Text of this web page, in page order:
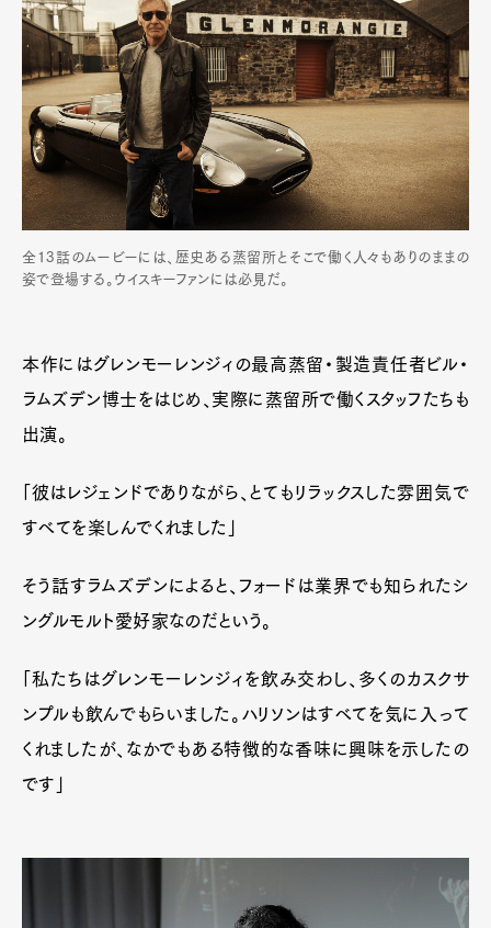
Art&DesignWatchFashion
GourmetCars
ProductCultureLifestyle
Pen Membership
Magazine
Official Columnist
About
Contact
全13話のムービーには、歴史ある蒸留所とそこで働く人々もありのままの
姿で登場する。ウイスキーファンには必見だ。
本作にはグレンモーレンジィの最高蒸留・製造責任者ビル・
ラムズデン博士をはじめ、実際に蒸留所で働くスタッフたちも
出演。
「彼はレジェンドでありながら、とてもリラックスした雰囲気で
すべてを楽しんでくれました」
そう話すラムズデンによると、フォードは業界でも知られたシ
ングルモルト愛好家なのだという。
「私たちはグレンモーレンジィを飲み交わし、多くのカスクサ
ンプルも飲んでもらいました。ハリソンはすべてを気に入って
くれましたが、なかでもある特徴的な香味に興味を示したの
です」